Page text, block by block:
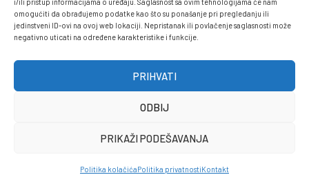
i/ili pristup informacijama o uređaju. Saglasnost sa ovim tehnologijama će nam
omogućiti da obrađujemo podatke kao što su ponašanje pri pregledanju ili
jedinstveni ID-ovi na ovoj web lokaciji. Nepristanak ili povlačenje saglasnosti može
negativno uticati na određene karakteristike i funkcije.
PRIHVATI
ODBIJ
PRIKAŽI PODEŠAVANJA
Politika kolačićaPolitika privatnostiKontakt